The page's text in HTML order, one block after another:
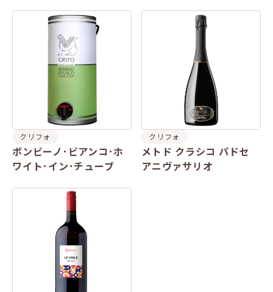
クリフォ
ボンビーノ･ビアンコ･ホ
ワイト･イン･チューブ
クリフォ
メトド クラシコ パドセ
アニヴァサリオ